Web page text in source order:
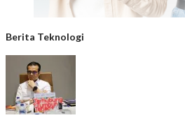
Berita Teknologi